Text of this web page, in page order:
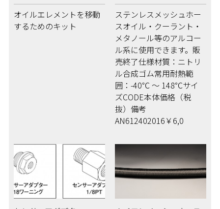
オイルエレメントを移動
するためのキット
ステンレスメッシュホー
スオイル・クーラント・
メタノール等のアルコー
ル系に使用できます。販
売終了仕様材質：ニトリ
ル合成ゴム常用耐熱範
囲：-40℃ ～ 148℃サイ
ズCODE本体価格（税
抜）備考
AN612402016￥6,0